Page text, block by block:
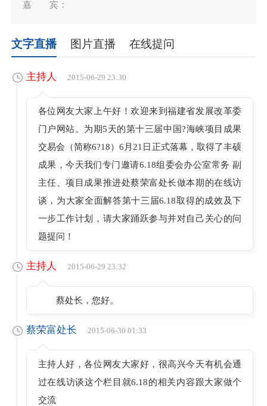
嘉 宾：
文字直播 图片直播 在线提问
主持人 2015-06-29 23:30
各位网友大家上午好！欢迎来到福建省发展改革委
门户网站。为期5天的第十三届中国?海峡项目成果
交易会（简称6?18）6月21日正式落幕，取得了丰硕
成果，今天我们专门邀请6.18组委会办公室常务 副
主任、项目成果推进处蔡荣富处长做本期的在线访
谈，为大家全面解答第十三届6.18取得的成效及下
一步工作计划，请大家踊跃参与并对自己关心的问
题提问！
主持人 2015-06-29 23:32
蔡处长，您好。
蔡荣富处长 2015-06-30 01:33
主持人好，各位网友大家好，很高兴今天有机会通
过在线访谈这个栏目就6.18的相关内容跟大家做个
交流